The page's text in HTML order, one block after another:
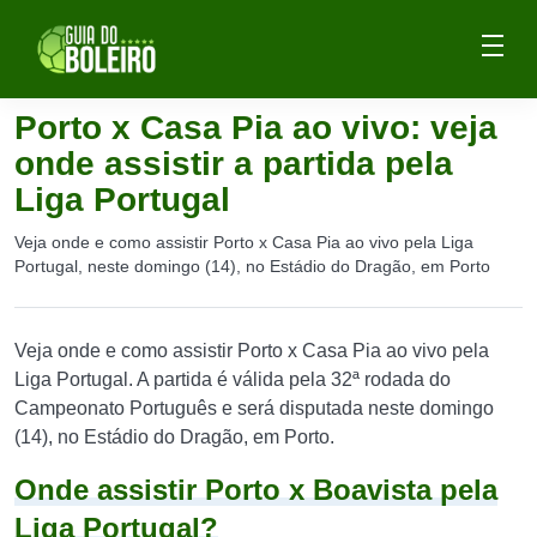
Porto x Casa Pia ao vivo: veja
onde assistir a partida pela
Liga Portugal
Veja onde e como assistir Porto x Casa Pia ao vivo pela Liga
Portugal, neste domingo (14), no Estádio do Dragão, em Porto
Veja onde e como assistir Porto x Casa Pia ao vivo pela
Liga Portugal. A partida é válida pela 32ª rodada do
Campeonato Português e será disputada neste domingo
(14), no Estádio do Dragão, em Porto.
Onde assistir Porto x Boavista pela
Liga Portugal?